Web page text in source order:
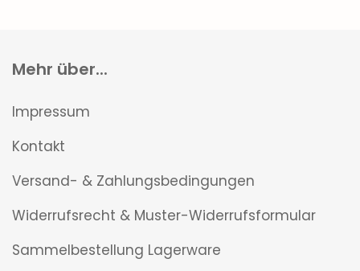
Mehr über...
Impressum
Kontakt
Versand- & Zahlungsbedingungen
Widerrufsrecht & Muster-Widerrufsformular
Sammelbestellung Lagerware